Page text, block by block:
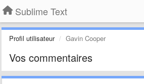
Sublime Text
Profil utilisateur Gavin Cooper
Vos commentaires